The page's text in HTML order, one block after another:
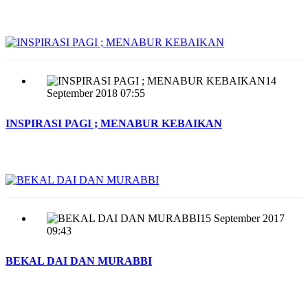
14
September 2018 07:55
INSPIRASI PAGI ; MENABUR KEBAIKAN
15 September 2017
09:43
BEKAL DAI DAN MURABBI